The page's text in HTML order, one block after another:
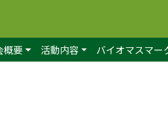
概要 活動内容 バイオマスマー